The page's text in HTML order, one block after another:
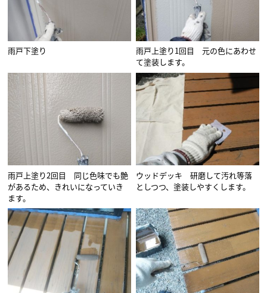
雨戸下塗り
雨戸上塗り1回目 元の色にあわせ
て塗装します。
雨戸上塗り2回目 同じ色味でも艶
があるため、きれいになっていき
ます。
ウッドデッキ 研磨して汚れ等落
としつつ、塗装しやすくします。